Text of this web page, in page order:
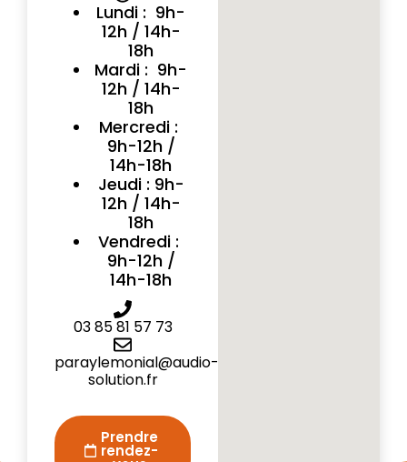
Lundi : 9h-
12h / 14h-
18h
Mardi : 9h-
12h / 14h-
18h
Mercredi :
9h-12h /
14h-18h
Jeudi : 9h-
12h / 14h-
18h
Vendredi :
9h-12h /
14h-18h
03 85 81 57 73
paraylemonial@audio-
solution.fr
Prendre
rendez-